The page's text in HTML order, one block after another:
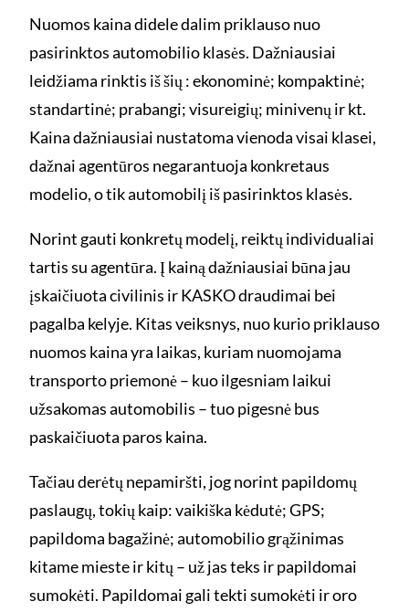
Nuomos kaina didele dalim priklauso nuo
pasirinktos automobilio klasės. Dažniausiai
leidžiama rinktis iš šių : ekonominė; kompaktinė;
standartinė; prabangi; visureigių; minivenų ir kt.
Kaina dažniausiai nustatoma vienoda visai klasei,
dažnai agentūros negarantuoja konkretaus
modelio, o tik automobilį iš pasirinktos klasės.
Norint gauti konkretų modelį, reiktų individualiai
tartis su agentūra. Į kainą dažniausiai būna jau
įskaičiuota civilinis ir KASKO draudimai bei
pagalba kelyje. Kitas veiksnys, nuo kurio priklauso
nuomos kaina yra laikas, kuriam nuomojama
transporto priemonė – kuo ilgesniam laikui
užsakomas automobilis – tuo pigesnė bus
paskaičiuota paros kaina.
Tačiau derėtų nepamiršti, jog norint papildomų
paslaugų, tokių kaip: vaikiška kėdutė; GPS;
papildoma bagažinė; automobilio grąžinimas
kitame mieste ir kitų – už jas teks ir papildomai
sumokėti. Papildomai gali tekti sumokėti ir oro